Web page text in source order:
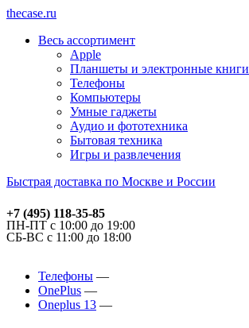
thecase.ru
Весь ассортимент
Apple
Планшеты и электронные книги
Телефоны
Компьютеры
Умные гаджеты
Аудио и фототехника
Бытовая техника
Игры и развлечения
Быстрая доставка по Москве и России
+7 (495) 118-35-85
ПН-ПТ с 10:00 до 19:00
СБ-ВС с 11:00 до 18:00
Телефоны
OnePlus
Oneplus 13